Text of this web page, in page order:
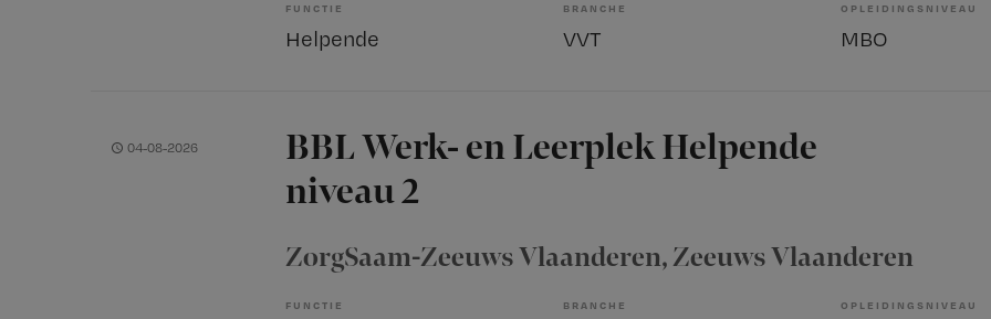
FUNCTIE
Helpende
BRANCHE
VVT
OPLEIDINGSNIVEAU
MBO
04-08-2026
BBL Werk- en Leerplek Helpende
niveau 2
ZorgSaam-Zeeuws Vlaanderen, Zeeuws Vlaanderen
FUNCTIE BRANCHE OPLEIDINGSNIVEAU